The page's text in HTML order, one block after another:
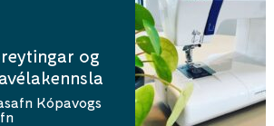
og
Kópavogs